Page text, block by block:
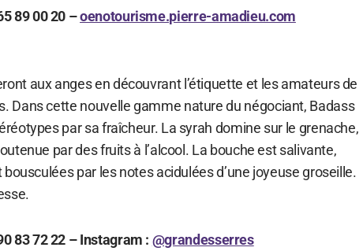
89 00 20 –oenotourisme.pierre-amadieu.com
aux anges en découvrant l’étiquette et les amateurs de
Dans cette nouvelle gamme nature du négociant, Badass
par sa fraîcheur. La syrah domine sur le grenache,
par des fruits à l’alcool. La bouche est salivante,
par les notes acidulées d’une joyeuse groseille.
83 72 22 – Instagram : @grandesserres